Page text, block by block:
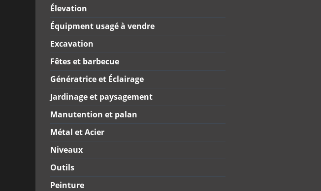
Élevation
Équipment usagé à vendre
Excavation
Fêtes et barbecue
Génératrice et Éclairage
Jardinage et paysagement
Manutention et palan
Métal et Acier
Niveaux
Outils
Peinture